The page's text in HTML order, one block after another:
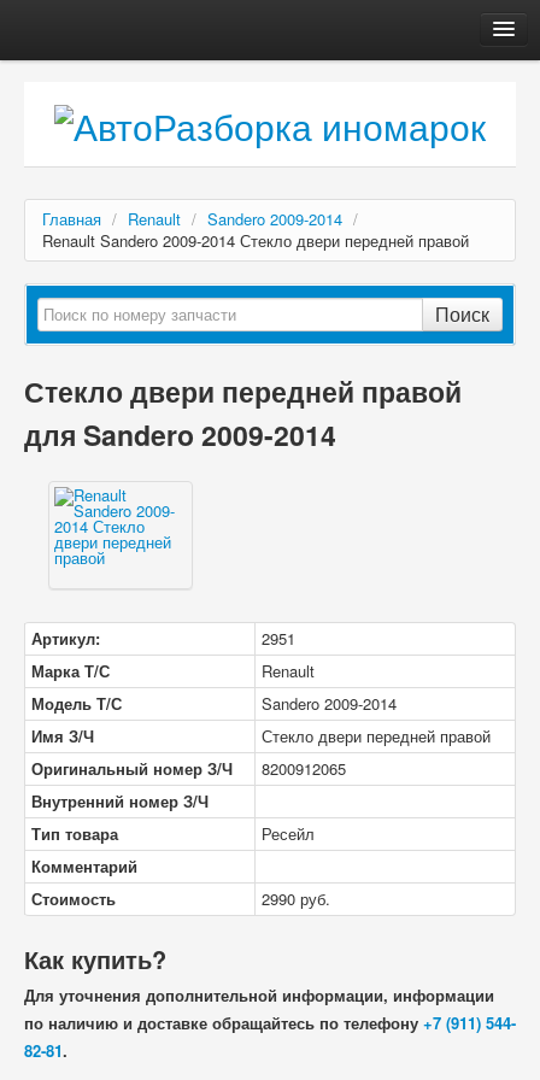
Автосервис
Как купить
Главная / Renault / Sandero 2009-2014 /
Renault Sandero 2009-2014 Стекло двери передней правой
Поиск
Стекло двери передней правой
для Sandero 2009-2014
Артикул:
2951
Марка Т/С
Renault
Модель Т/С
Sandero 2009-2014
Имя З/Ч
Стекло двери передней правой
Оригинальный номер З/Ч
8200912065
Внутренний номер З/Ч
Тип товара
Ресейл
Комментарий
Стоимость
2990 руб.
Как купить?
Для уточнения дополнительной информации, информации
по наличию и доставке обращайтесь по телефону +7 (911) 544-
82-81.